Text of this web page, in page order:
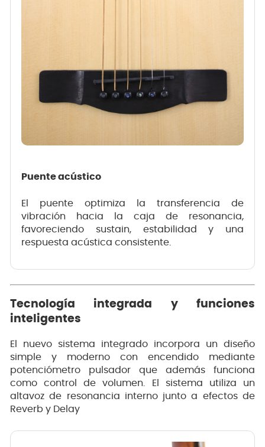
Puente acústico
El puente optimiza la transferencia de
vibración hacia la caja de resonancia,
favoreciendo sustain, estabilidad y una
respuesta acústica consistente.
Tecnología integrada y funciones
inteligentes
El nuevo sistema integrado incorpora un diseño
simple y moderno con encendido mediante
potenciómetro pulsador que además funciona
como control de volumen. El sistema utiliza un
altavoz de resonancia interno junto a efectos de
Reverb y Delay